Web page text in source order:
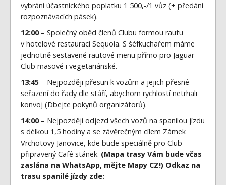
vybrání účastnického poplatku 1 500,-/1 vůz (+ předání
rozpoznávacích pásek).
12:00– Společný oběd členů Clubu formou rautu
v hotelové restauraci Sequoia. S šéfkuchařem máme
jednotně sestavené rautové menu přímo pro Jaguar
Club masové i vegetariánské.
13:45 – Nejpozději přesun k vozům a jejich přesné
seřazení do řady dle stáří, abychom rychlostí netrhali
konvoj (Dbejte pokynů organizátorů).
14:00– Nejpozději odjezd všech vozů na spanilou jízdu
s délkou 1,5 hodiny a se závěrečným cílem Zámek
Vrchotovy Janovice, kde bude speciálně pro Club
připravený Café stánek. (Mapa trasy Vám bude včas
zaslána na WhatsApp, mějte Mapy CZ!) Odkaz na
trasu spanilé jízdy zde: